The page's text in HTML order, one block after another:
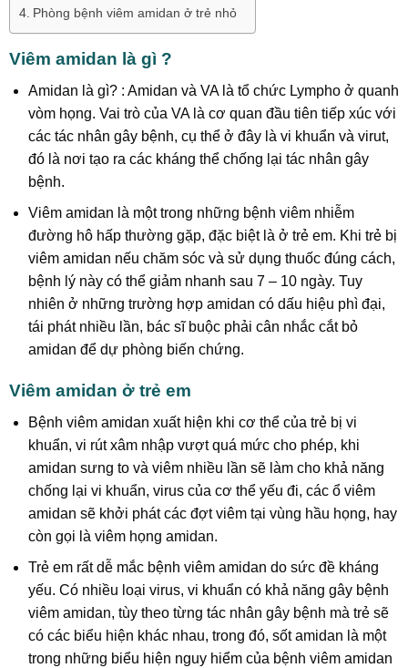
Phòng bệnh viêm amidan ở trẻ nhỏ
Viêm amidan là gì ?
Amidan là gì? : Amidan và VA là tổ chức Lympho ở quanh
vòm họng. Vai trò của VA là cơ quan đầu tiên tiếp xúc với
các tác nhân gây bệnh, cụ thể ở đây là vi khuẩn và virut,
đó là nơi tạo ra các kháng thể chống lại tác nhân gây
bệnh.
Viêm amidan là một trong những bệnh viêm nhiễm
đường hô hấp thường gặp, đặc biệt là ở trẻ em. Khi trẻ bị
viêm amidan nếu chăm sóc và sử dụng thuốc đúng cách,
bệnh lý này có thể giảm nhanh sau 7 – 10 ngày. Tuy
nhiên ở những trường hợp amidan có dấu hiệu phì đại,
tái phát nhiều lần, bác sĩ buộc phải cân nhắc cắt bỏ
amidan để dự phòng biến chứng.
Viêm amidan ở trẻ em
Bệnh viêm amidan xuất hiện khi cơ thể của trẻ bị vi
khuẩn, vi rút xâm nhập vượt quá mức cho phép, khi
amidan sưng to và viêm nhiều lần sẽ làm cho khả năng
chống lại vi khuẩn, virus của cơ thể yếu đi, các ổ viêm
amidan sẽ khởi phát các đợt viêm tại vùng hầu họng, hay
còn gọi là viêm họng amidan.
Trẻ em rất dễ mắc bệnh viêm amidan do sức đề kháng
yếu. Có nhiều loại virus, vi khuẩn có khả năng gây bệnh
viêm amidan, tùy theo từng tác nhân gây bệnh mà trẻ sẽ
có các biểu hiện khác nhau, trong đó, sốt amidan là một
trong những biểu hiện nguy hiểm của bệnh viêm amidan